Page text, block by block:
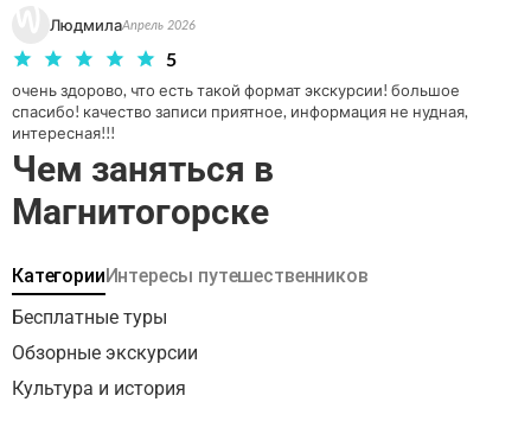
Отправляйтесь в путешествие по страницам истории
нашей страны, пересекая разные эпохи, увековеченные
в архитектуре города.
ЛюдмилаАпрель 2026
5
очень здорово, что есть такой формат экскурсии! большое
спасибо! качество записи приятное, информация не нудная,
интересная!!!
Чем заняться в
Магнитогорске
КатегорииИнтересы путешественников
Бесплатные туры
Обзорные экскурсии
Культура и история